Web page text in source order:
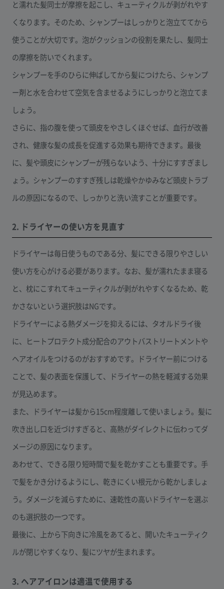
と濡れた髪同士が摩擦を起こし、キューティクルが剥がれやす
くなります。そのため、シャンプーはしっかりと泡立ててから
使うことが大切です。泡がクッションの役割を果たし、髪同士
の摩擦を防いでくれます。
シャンプーを手のひらに伸ばしてから髪につけたら、シャンプ
ー剤と水を合わせて空気を含ませるようにしっかりと泡立てま
しょう。
さらに、指の腹を使って頭皮をやさしくほぐせば、血行が改善
され、健康な髪の成長を促進する効果も期待できます。最後
に、髪や頭皮にシャンプーが残らないよう、十分にすすぎまし
ょう。シャンプーのすすぎ残しは乾燥やかゆみなど頭皮トラブ
ルの原因になるので、しっかりと洗い流すことが重要です。
2. ドライヤーの使い方を見直す
ドライヤーは毎日使うものである分、髪にできる限りやさしい
使い方を心がける必要があります。なお、髪が濡れたまま寝る
と、枕にこすれてキューティクルが剥がれやすくなるため、乾
かさないという選択肢はNGです。
ドライヤーによる熱ダメージを抑えるには、タオルドライ後
に、ヒートプロテクト成分配合のアウトバストリートメントや
ヘアオイルをつけるのがおすすめです。ドライヤー前につける
ことで、髪の表面を保護して、ドライヤーの熱を軽減する効果
が見込めます。
また、ドライヤーは髪から15cm程度離して使いましょう。髪に
吹き出し口を近づけすぎると、高熱がダイレクトに伝わってダ
メージの原因になります。
あわせて、できる限り短時間で髪を乾かすことも重要です。手
で髪をかき分けるようにし、乾きにくい根元から乾かしましょ
う。ダメージを減らすために、速乾性の高いドライヤーを選ぶ
のも選択肢の一つです。
最後に、上から下向きに冷風をあてると、開いたキューティク
ルが閉じやすくなり、髪にツヤが生まれます。
3. ヘアアイロンは適温で使用する